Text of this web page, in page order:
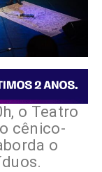
o Teatro
cênico-
o